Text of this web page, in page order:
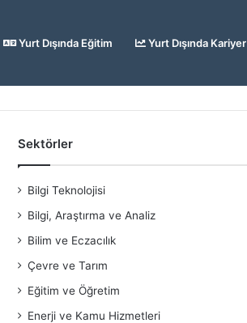
Yurt Dışında Eğitim Yurt Dışında Kariyer
Sektörler
Bilgi Teknolojisi
Bilgi, Araştırma ve Analiz
Bilim ve Eczacılık
Çevre ve Tarım
Eğitim ve Öğretim
Enerji ve Kamu Hizmetleri